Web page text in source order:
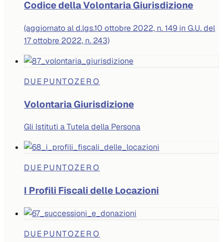
Codice della Volontaria Giurisdizione
(aggiornato al d.lgs.10 ottobre 2022, n. 149 in G.U. del
17 ottobre 2022, n. 243)
DUEPUNTOZERO
Volontaria Giurisdizione
Gli Istituti a Tutela della Persona
DUEPUNTOZERO
I Profili Fiscali delle Locazioni
DUEPUNTOZERO